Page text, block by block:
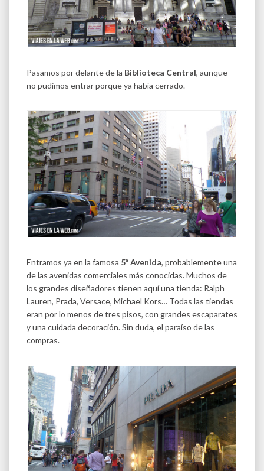
Pasamos por delante de la Biblioteca Central, aunque
no pudimos entrar porque ya había cerrado.
Entramos ya en la famosa 5ª Avenida, probablemente una
de las avenidas comerciales más conocidas. Muchos de
los grandes diseñadores tienen aquí una tienda: Ralph
Lauren, Prada, Versace, Michael Kors… Todas las tiendas
eran por lo menos de tres pisos, con grandes escaparates
y una cuidada decoración. Sin duda, el paraíso de las
compras.